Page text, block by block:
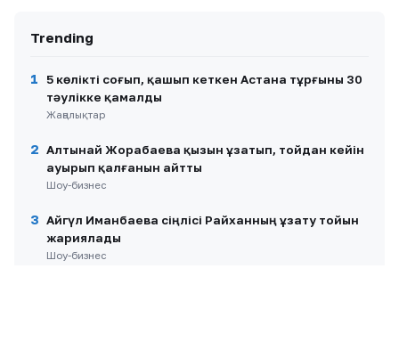
Trending
1
5 көлікті соғып, қашып кеткен Астана тұрғыны 30
тәулікке қамалды
Жаңалықтар
2 Алтынай Жорабаева қызын ұзатып, тойдан кейін
ауырып қалғанын айтты
Шоу-бизнес
3 Айгүл Иманбаева сіңлісі Райханның ұзату тойын
жариялады
Шоу-бизнес